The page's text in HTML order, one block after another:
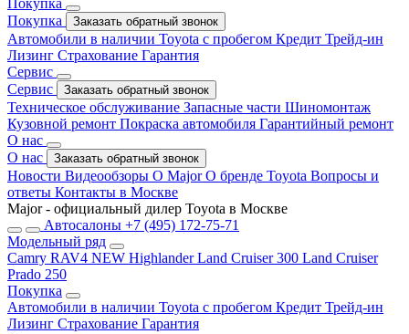
Покупка
Покупка
Заказать обратный звонок
Автомобили в наличии Toyota с пробегом Кредит Трейд-ин
Лизинг Страхование Гарантия
Сервис
Сервис
Заказать обратный звонок
Техническое обслуживание Запасные части Шиномонтаж
Кузовной ремонт Покраска автомобиля Гарантийный ремонт
О нас
О нас
Заказать обратный звонок
Новости Видеообзоры О MajorО бренде Toyota Вопросы и
ответы Контакты в Москве
Major - официальный дилер Toyota в Москве
Автосалоны +7 (495) 172-75-71
Модельный ряд
Camry RAV4 NEW Highlander Land Cruiser 300 Land Cruiser
Prado 250
Покупка
Автомобили в наличии Toyota с пробегом Кредит Трейд-ин
Лизинг Страхование Гарантия